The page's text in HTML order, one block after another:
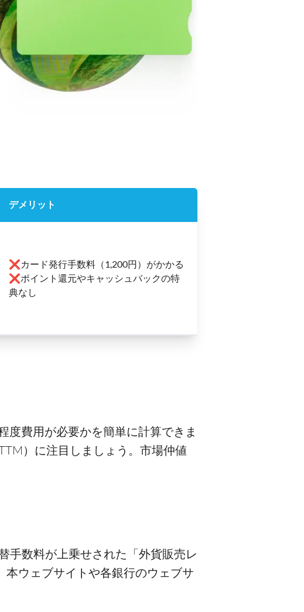
デメリット
❌カード発行手数料（1,200円）がかかる
❌ポイント還元やキャッシュバックの特
典なし
度費用が必要かを簡単に計算できま
）に注目しましょう。市場仲値
手数料が上乗せされた「外貨販売レ
ウェブサイトや各銀行のウェブサ